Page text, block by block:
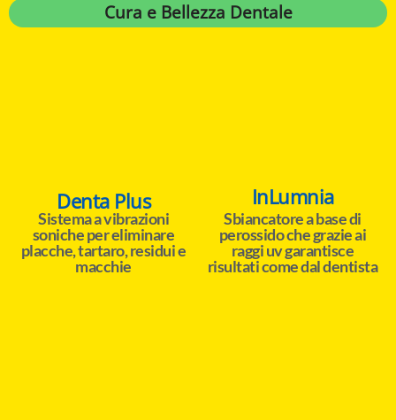
Cura e Bellezza Dentale
Denta Plus
Sistema a vibrazioni
soniche per eliminare
placche, tartaro, residui e
macchie
InLumnia
Sbiancatore a base di
perossido che grazie ai
raggi uv garantisce
risultati come dal dentista